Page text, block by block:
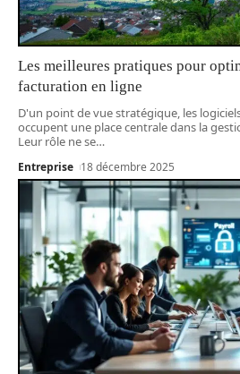
Les meilleures pratiques pour
facturation en ligne
D'un point de vue stratégique, les
occupent une place centrale dans la
Leur rôle ne se…
Entreprise 18 décembre 2025